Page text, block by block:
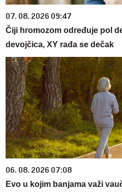
07. 08. 2026 09:47
Čiji hromozom određuje pol
devojčica, XY rađa se dečak
06. 08. 2026 07:08
Evo u kojim banjama važi